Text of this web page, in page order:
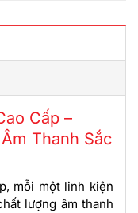
Cấp –
Thanh Sắc
mỗi một linh kiện
lượng âm thanh